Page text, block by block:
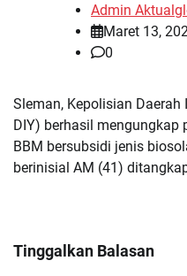
Admin
Maret 13,
0
Sleman, Kepolisian
DIY) berhasil mengungkap
BBM bersubsidi jenis
berinisial AM (41)
Tinggalkan Balasan